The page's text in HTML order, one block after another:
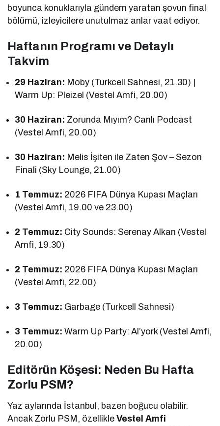
boyunca konuklarıyla gündem yaratan şovun final
bölümü, izleyicilere unutulmaz anlar vaat ediyor.
Haftanın Programı ve Detaylı
Takvim
29 Haziran: Moby (Turkcell Sahnesi, 21.30) |
Warm Up: Pleizel (Vestel Amfi, 20.00)
30 Haziran: Zorunda Mıyım? Canlı Podcast
(Vestel Amfi, 20.00)
30 Haziran: Melis İşiten ile Zaten Şov – Sezon
Finali (Sky Lounge, 21.00)
1 Temmuz: 2026 FIFA Dünya Kupası Maçları
(Vestel Amfi, 19.00 ve 23.00)
2 Temmuz: City Sounds: Serenay Alkan (Vestel
Amfi, 19.30)
2 Temmuz: 2026 FIFA Dünya Kupası Maçları
(Vestel Amfi, 22.00)
3 Temmuz: Garbage (Turkcell Sahnesi)
3 Temmuz: Warm Up Party: Al’york (Vestel Amfi,
20.00)
Editörün Köşesi: Neden Bu Hafta
Zorlu PSM?
Yaz aylarında İstanbul, bazen boğucu olabilir.
Ancak Zorlu PSM, özellikleVestel Amfi